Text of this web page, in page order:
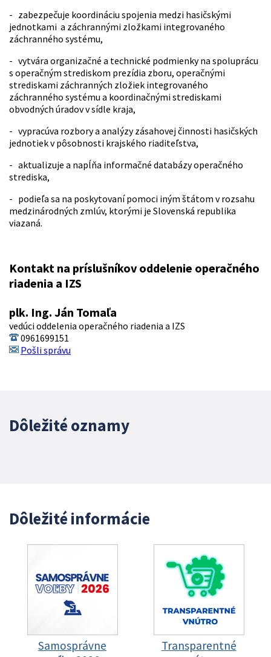
- zabezpečuje koordináciu spojenia medzi hasičskými
jednotkami a záchrannými zložkami integrovaného
záchranného systému,
- vytvára organizačné a technické podmienky na spoluprácu
s operačným strediskom prezídia zboru, operačnými
strediskami záchranných zložiek integrovaného
záchranného systému a koordinačnými strediskami
obvodných úradov v sídle kraja,
- vypracúva rozbory a analýzy zásahovej činnosti hasičských
jednotiek v pôsobnosti krajského riaditeľstva,
- aktualizuje a napĺňa informačné databázy operačného
strediska,
- podieľa sa na poskytovaní pomoci iným štátom v rozsahu
medzinárodných zmlúv, ktorými je Slovenská republika
viazaná.
Kontakt na príslušníkov oddelenie operačného
riadenia a IZS
plk. Ing. Ján Tomaľa
vedúci oddelenia operačného riadenia a IZS
0961699151
Pošli správu
Dôležité oznamy
Dôležité informácie
Samosprávne
Transparentné